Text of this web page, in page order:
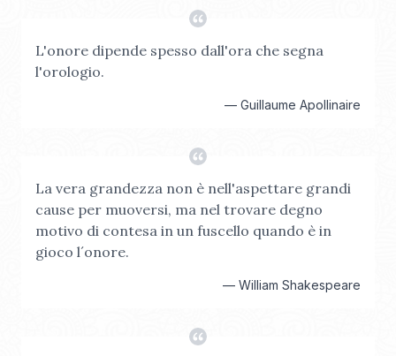
L'onore dipende spesso dall'ora che segna
l'orologio.
— Guillaume Apollinaire
La vera grandezza non è nell'aspettare grandi
cause per muoversi, ma nel trovare degno
motivo di contesa in un fuscello quando è in
gioco l´onore.
— William Shakespeare